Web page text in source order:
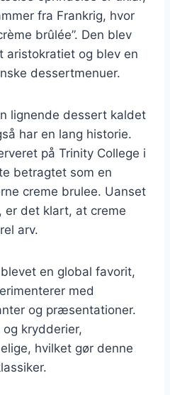
fra Frankrig, hvor
brûlée”. Den blev
og blev en
dessertmenuer.
lignende dessert kaldet
har en lang historie.
på Trinity College i
betragtet som en
creme brulee. Uanset
er det klart, at creme
arv.
en global favorit,
med
og præsentationer.
krydderier,
hvilket gør denne